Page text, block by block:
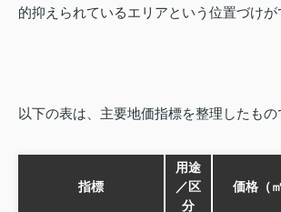
的抑えられているエリアという位置づけが
以下の表は、主要地価指標を整理したもの
指標
用途
／区
分
価格（